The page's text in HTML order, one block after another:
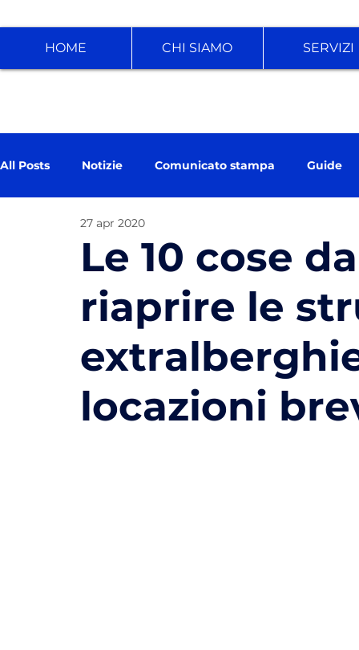
HOME CHI SIAMO SERVIZI
All Posts Notizie Comunicato stampa Guide
Le 10 cose
riaprire le
locazioni
27 apr 2020